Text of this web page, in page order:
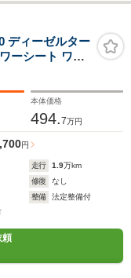
ディーゼルター
ーシート ワイ
ナーミラー パ
イト 18インチ
本体価格
494.7万円
円
走行 1.9万km
修復
なし
整備
法定整備付
頼